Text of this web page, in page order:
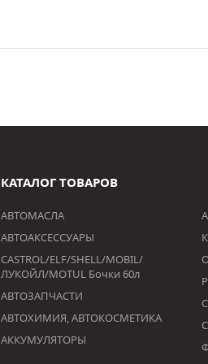
КАТАЛОГ ТОВАРОВ
АВТОМАСЛА
АВТОАКСЕССУАРЫ
CASTROL/ELF/SHELL/MOBIL/
ЛУКОЙЛ/MOTUL Бочки 60л
АВТОЗАПЧАСТИ
АВТОХИМИЯ, АВТОКОСМЕТИКА
АККУМУЛЯТОРЫ